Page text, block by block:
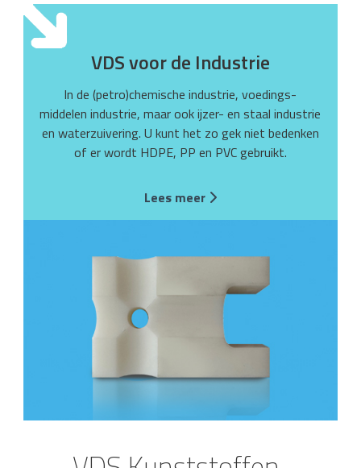
VDS voor de Industrie
In de (petro)chemische industrie, voedings-
middelen industrie, maar ook ijzer- en staal industrie
en waterzuivering. U kunt het zo gek niet bedenken
of er wordt HDPE, PP en PVC gebruikt.
Lees meer